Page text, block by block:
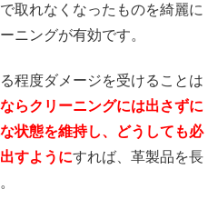
取れなくなったものを綺麗に
ニングが有効です。
程度ダメージを受けることは
らクリーニングには出さずに
状態を維持し、どうしても必
すようにすれば、革製品を長